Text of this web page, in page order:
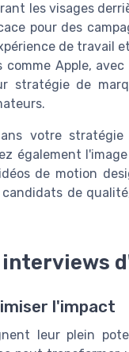
les visages
pour des
de travail
comme Apple,
stratégie de
votre
également
de motion
de
l'impact
leur plein